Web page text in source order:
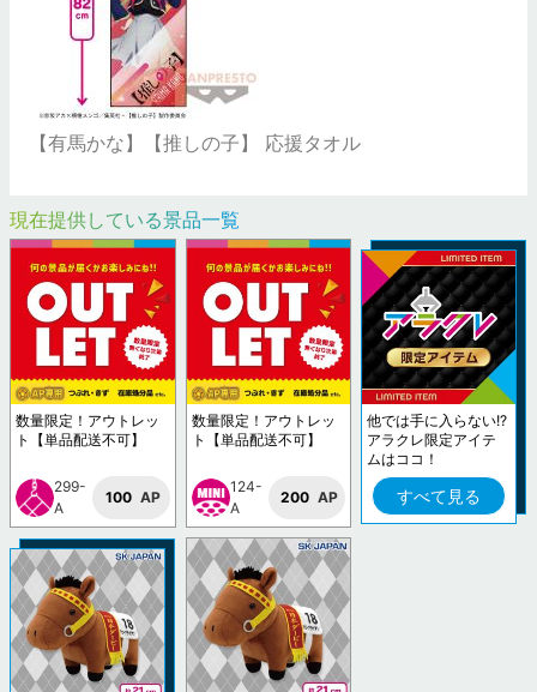
【有馬かな】【推しの子】 応援タオル
現在提供している景品一覧
数量限定！アウトレッ
ト【単品配送不可】
299-
A
100 AP
数量限定！アウトレッ
ト【単品配送不可】
124-
A
200 AP
他では手に入らない!?
アラクレ限定アイテ
ムはココ！
すべて見る